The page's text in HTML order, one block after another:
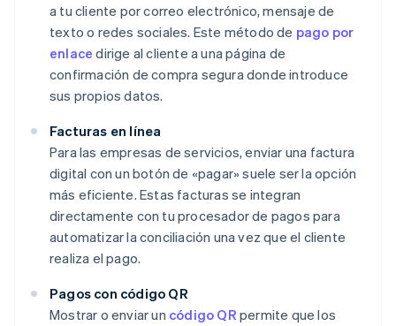
a tu cliente por correo electrónico, mensaje de
texto o redes sociales. Este método de pago por
enlace dirige al cliente a una página de
confirmación de compra segura donde introduce
sus propios datos.
Facturas en línea
Para las empresas de servicios, enviar una factura
digital con un botón de «pagar» suele ser la opción
más eficiente. Estas facturas se integran
directamente con tu procesador de pagos para
automatizar la conciliación una vez que el cliente
realiza el pago.
Pagos con código QR
Mostrar o enviar un código QR permite que los